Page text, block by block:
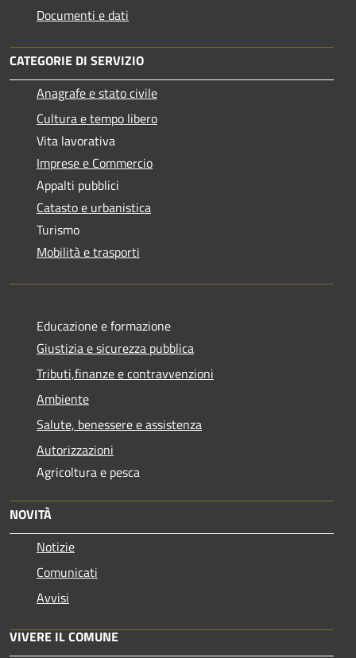
Documenti e dati
CATEGORIE DI SERVIZIO
Anagrafe e stato civile
Cultura e tempo libero
Vita lavorativa
Imprese e Commercio
Appalti pubblici
Catasto e urbanistica
Turismo
Mobilità e trasporti
Educazione e formazione
Giustizia e sicurezza pubblica
Tributi,finanze e contravvenzioni
Ambiente
Salute, benessere e assistenza
Autorizzazioni
Agricoltura e pesca
NOVITÀ
Notizie
Comunicati
Avvisi
VIVERE IL COMUNE